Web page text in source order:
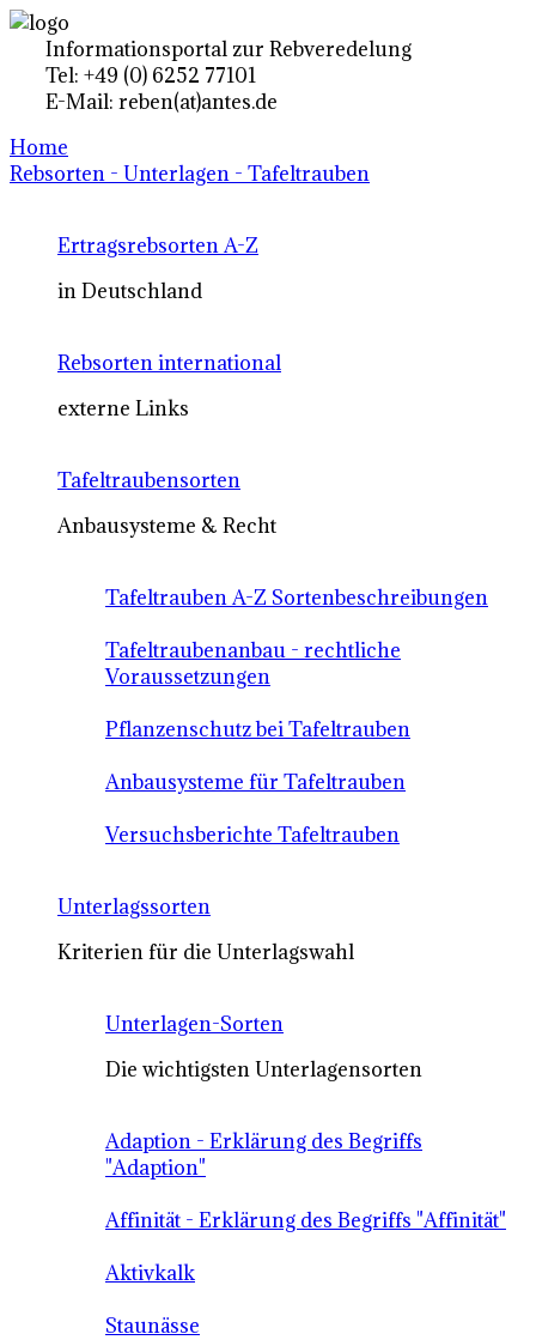
Informationsportal zur Rebveredelung
Tel: +49 (0) 6252 77101
E-Mail: reben(at)antes.de
Home
Rebsorten - Unterlagen - Tafeltrauben
Ertragsrebsorten A-Z
in Deutschland
Rebsorten international
externe Links
Tafeltraubensorten
Anbausysteme & Recht
Tafeltrauben A-Z Sortenbeschreibungen
Tafeltraubenanbau - rechtliche
Voraussetzungen
Pflanzenschutz bei Tafeltrauben
Anbausysteme für Tafeltrauben
Versuchsberichte Tafeltrauben
Unterlagssorten
Kriterien für die Unterlagswahl
Unterlagen-Sorten
Die wichtigsten Unterlagensorten
Adaption - Erklärung des Begriffs
"Adaption"
Affinität - Erklärung des Begriffs "Affinität"
Aktivkalk
Staunässe